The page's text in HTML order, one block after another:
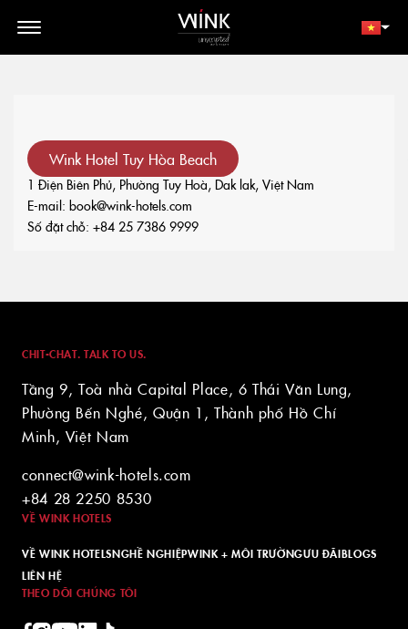
// toolbar-mobile position-fixed bottom-0 left-0 z-30 w-full
d-block d-lg-none
Wink Hotel Tuy Hòa Beach
1 Điện Biên Phủ, Phường Tuy Hoà, Dak lak, Việt Nam
E-mail: book@wink-hotels.com
Số đặt chỗ: +84 25 7386 9999
CHIT-CHAT. TALK TO US.
Tầng 9, Toà nhà Capital Place, 6 Thái Văn Lung,
Phường Bến Nghé, Quận 1, Thành phố Hồ Chí
Minh, Việt Nam
connect@wink-hotels.com
+84 28 2250 8530
VỀ WINK HOTELS
VỀ WINK HOTELSNGHỀ NGHIỆPWINK + MÔI TRƯỜNGƯU ĐÃIBLOGS
LIÊN HỆ
THEO DÕI CHÚNG TÔI